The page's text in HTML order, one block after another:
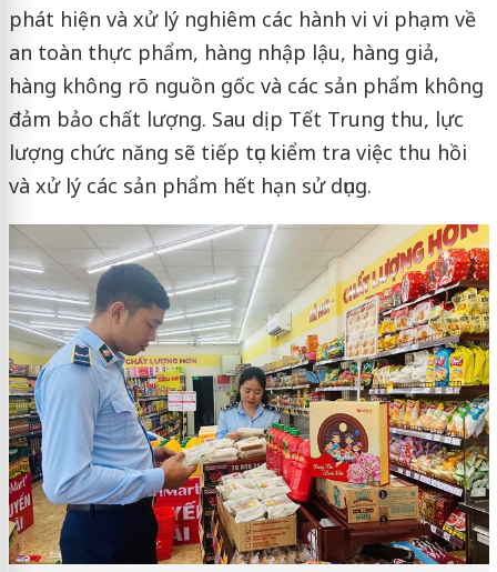
phát hiện và xử lý nghiêm các hành vi vi phạm về
an toàn thực phẩm, hàng nhập lậu, hàng giả,
hàng không rõ nguồn gốc và các sản phẩm không
đảm bảo chất lượng. Sau dịp Tết Trung thu, lực
lượng chức năng sẽ tiếp tục kiểm tra việc thu hồi
và xử lý các sản phẩm hết hạn sử dụng.